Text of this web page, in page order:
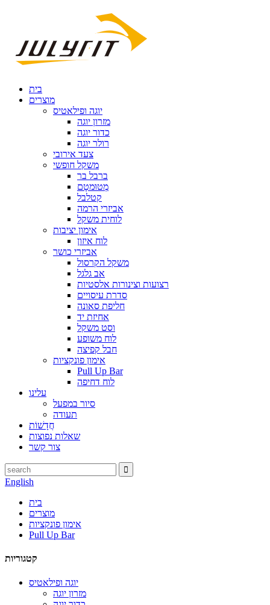
בית
מוצרים
יוגה ופילאטיס
מזרון יוגה
כדור יוגה
רולר יוגה
צעד אירובי
משקל חופשי
ברבל בר
מְטוּמטָם
קטלבל
אביזרי הרמה
לוחית משקל
אימון יציבות
לוח איזון
אביזרי כושר
משקל הקרסול
אב גלגל
רצועות וצינורות אלסטיות
סדרת עיסויים
חליפת סאונה
אחיזת יד
וסט משקל
לוח משופע
חבל קפיצה
אימון פונקציות
Pull Up Bar
לוח דחיפה
עלינו
סיור במפעל
תעודה
חֲדָשׁוֹת
שאלות נפוצות
צור קשר
English
בית
מוצרים
אימון פונקציות
Pull Up Bar
קטגוריות
יוגה ופילאטיס
מזרון יוגה